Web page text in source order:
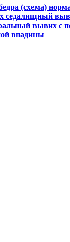
(схема)
седалищный
вывих с
впадины